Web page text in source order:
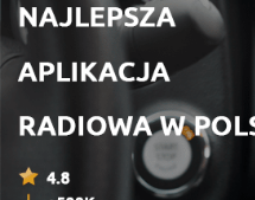
176
#173.Straszne
uratowała im życie!
175 - #172. Kryminalne
przypadek! & Zaczęło
10 mar 2026